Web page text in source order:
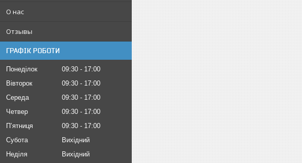
О нас
Отзывы
ГРАФІК РОБОТИ
Понеділок 09:30
17:00
Вівторок
09:30
17:00
Середа
09:30
17:00
Четвер
09:30
17:00
Пʼятниця
09:30
17:00
Субота
Вихідний
Неділя
Вихідний